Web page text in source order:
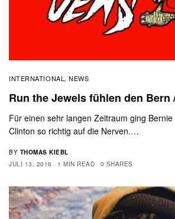
INTERNATIONAL ,NEWS
Run the Jewels fühlen den Bern
Für einen sehr langen Zeitraum ging
Clinton so richtig auf die Nerven.…
BY THOMAS KIEBL
JULI 13, 2016
1 MIN READ 0 SHARES